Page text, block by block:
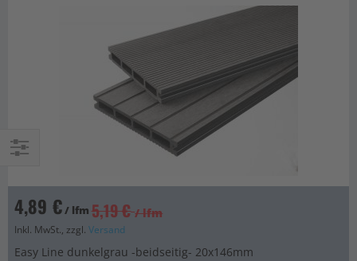
4,89 €/ lfm 5,19 € / lfm
Inkl. MwSt., zzgl. Versand
Easy Line dunkelgrau -beidseitig- 20x146mm